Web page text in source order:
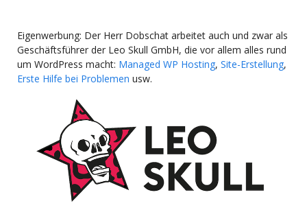
Eigenwerbung: Der Herr Dobschat arbeitet auch und zwar als
Geschäftsführer der Leo Skull GmbH, die vor allem alles rund
um WordPress macht: Managed WP Hosting, Site-Erstellung,
Erste Hilfe bei Problemen usw.